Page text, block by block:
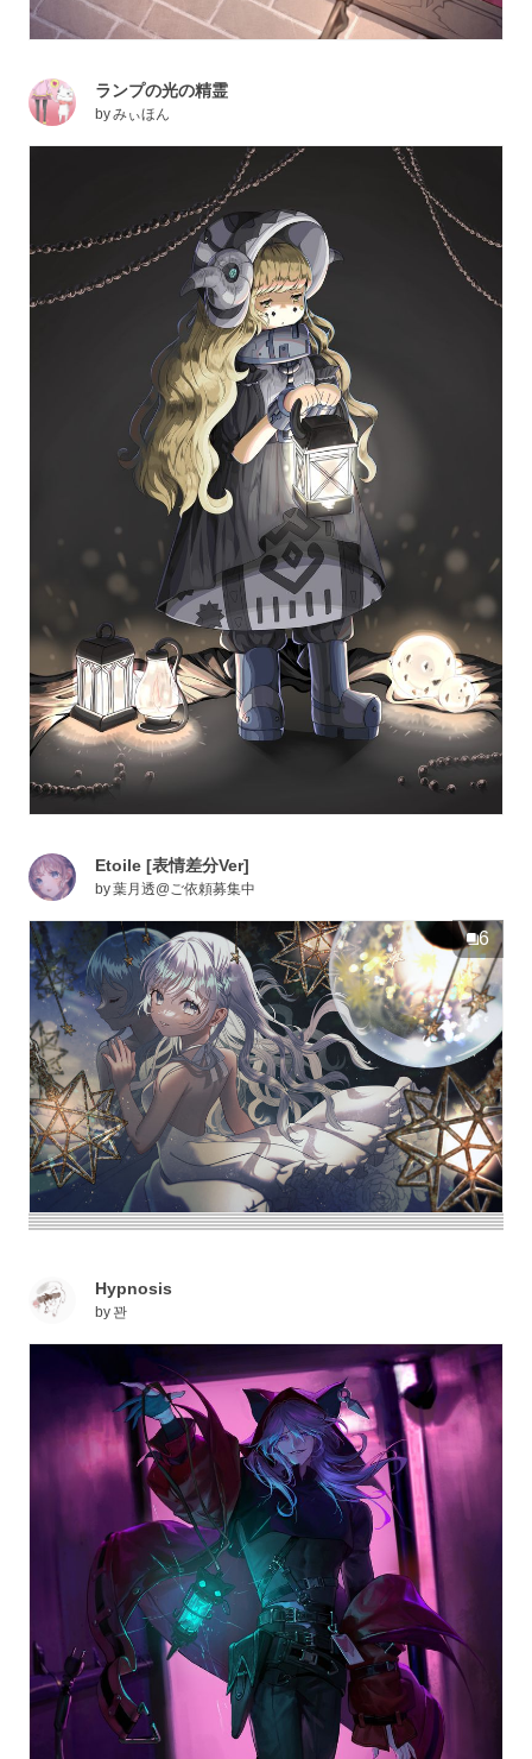
ランプの光の精霊
byみぃほん
Etoile [表情差分Ver]
by葉月透@ご依頼募集中
6
Hypnosis
by 꽌